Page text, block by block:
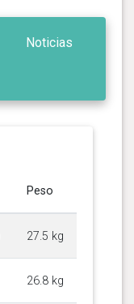
Noticias
Peso
27.5 kg
26.8 kg